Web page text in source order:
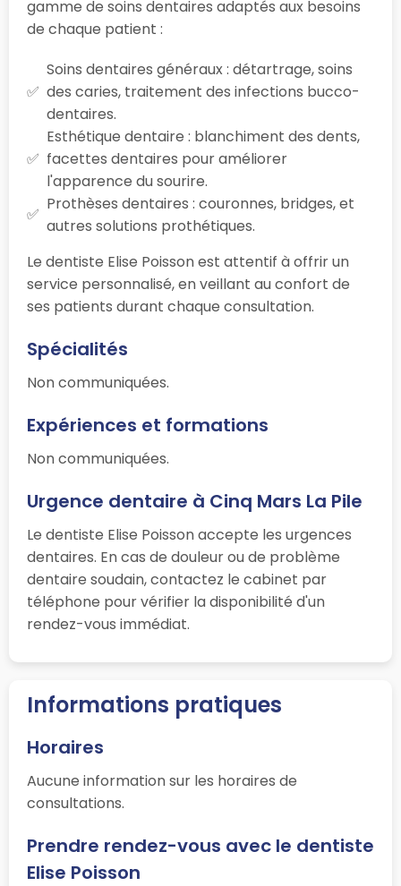
gamme de soins dentaires adaptés aux besoins
de chaque patient :
Soins dentaires généraux : détartrage, soins
des caries, traitement des infections bucco-
dentaires.
Esthétique dentaire : blanchiment des dents,
facettes dentaires pour améliorer
l'apparence du sourire.
Prothèses dentaires : couronnes, bridges, et
autres solutions prothétiques.
Le dentiste Elise Poisson est attentif à offrir un
service personnalisé, en veillant au confort de
ses patients durant chaque consultation.
Spécialités
Non communiquées.
Expériences et formations
Non communiquées.
Urgence dentaire à Cinq Mars La Pile
Le dentiste Elise Poisson accepte les urgences
dentaires. En cas de douleur ou de problème
dentaire soudain, contactez le cabinet par
téléphone pour vérifier la disponibilité d'un
rendez-vous immédiat.
Informations pratiques
Horaires
Aucune information sur les horaires de
consultations.
Prendre rendez-vous avec le dentiste
Elise Poisson